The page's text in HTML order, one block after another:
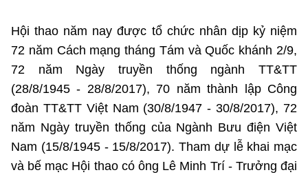
Cơ quan chủ quản: Bộ Khoa học và Công nghệ (MST)
Chịu trách nhiệm nội dung: Nguyễn Thị Hải Hằng
Giám đốc Trung tâm Truyền thông Khoa học và Công nghệ.
Liên hệ
Địa chỉ: Ban Biên tập Cổng TTĐT - 18 Nguyễn Du, TP. Hà Nội
Điện thoại: 024 3936 9506
stc@mst.gov.vn
©2026 Bản quyền thuộc Bộ Khoa Học và Công Nghệ
Hội thao năm nay được tổ chức nhân dịp kỷ niệm
72 năm Cách mạng tháng Tám và Quốc khánh 2/9,
72 năm Ngày truyền thống ngành TT&TT
(28/8/1945 - 28/8/2017), 70 năm thành lập Công
đoàn TT&TT Việt Nam (30/8/1947 - 30/8/2017), 72
năm Ngày truyền thống của Ngành Bưu điện Việt
Nam (15/8/1945 - 15/8/2017). Tham dự lễ khai mạc
và bế mạc Hội thao có ông Lê Minh Trí - Trưởng đại